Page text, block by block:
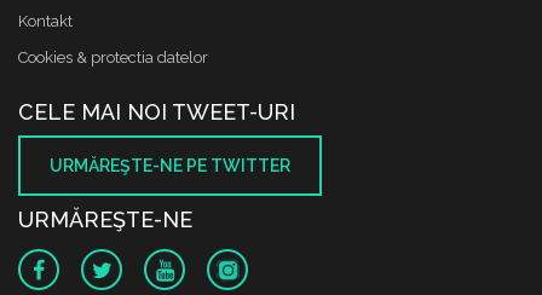
Kontakt
Cookies & protectia datelor
CELE MAI NOI TWEET-URI
URMĂREŞTE-NE PE TWITTER
URMĂREŞTE-NE